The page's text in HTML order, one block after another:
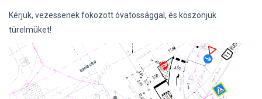
Kérjük, vezessenek fokozott óvatossággal, és köszönjük
türelmüket!